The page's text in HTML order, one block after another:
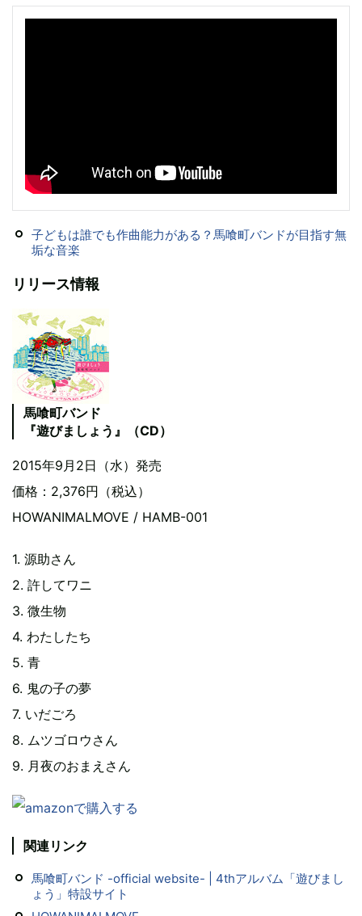
子どもは誰でも作曲能力がある？馬喰町バンドが目指す無
垢な音楽
リリース情報
馬喰町バンド
『遊びましょう』（CD）
2015年9月2日（水）発売
価格：2,376円（税込）
HOWANIMALMOVE / HAMB-001
1. 源助さん
2. 許してワニ
3. 微生物
4. わたしたち
5. 青
6. 鬼の子の夢
7. いだごろ
8. ムツゴロウさん
9. 月夜のおまえさん
関連リンク
馬喰町バンド -official website- | 4thアルバム「遊びまし
ょう」特設サイト